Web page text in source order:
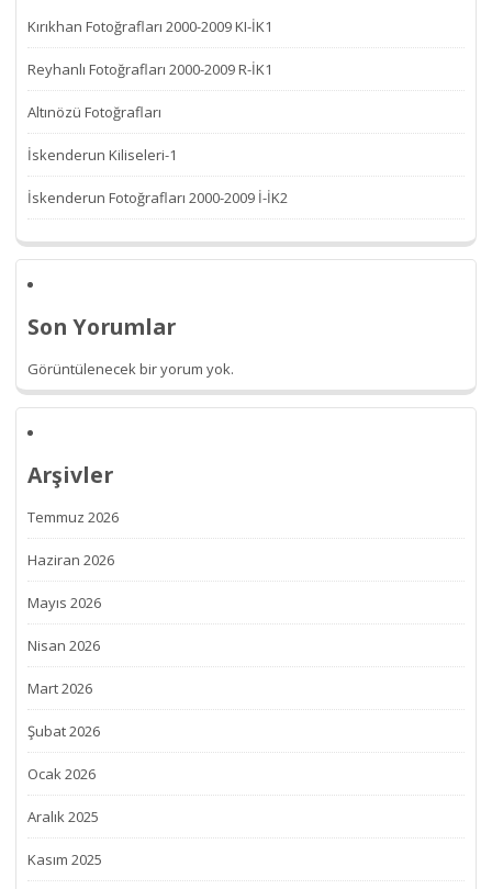
Kırıkhan Fotoğrafları 2000-2009 KI-İK1
Reyhanlı Fotoğrafları 2000-2009 R-İK1
Altınözü Fotoğrafları
İskenderun Kiliseleri-1
İskenderun Fotoğrafları 2000-2009 İ-İK2
Son Yorumlar
Görüntülenecek bir yorum yok.
Arşivler
Temmuz 2026
Haziran 2026
Mayıs 2026
Nisan 2026
Mart 2026
Şubat 2026
Ocak 2026
Aralık 2025
Kasım 2025